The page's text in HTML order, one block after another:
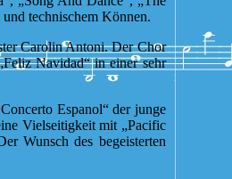
technischem Können.
Carolin Antoni. Der Chor
Navidad“ in einer sehr
Espanol“ der junge
Vielseitigkeit mit „Pacific
Wunsch des begeisterten